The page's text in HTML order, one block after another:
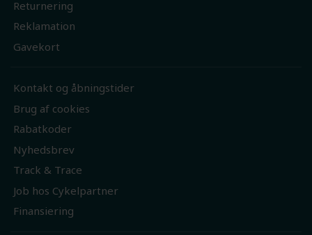
Returnering
Reklamation
Gavekort
Kontakt og åbningstider
Brug af cookies
Rabatkoder
Nyhedsbrev
Track & Trace
Job hos Cykelpartner
Finansiering